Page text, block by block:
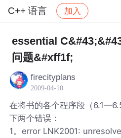
C++ 语言 加入
C++ 语言
essential
问题&#xff1f;
firecityplans
2009-04-10
在将书的各个程序段（
下两个错误：
1。error LNK2001: